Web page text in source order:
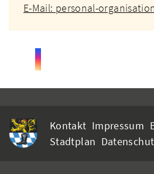
E-Mail: personal-
Kontakt Impressum
Stadtplan